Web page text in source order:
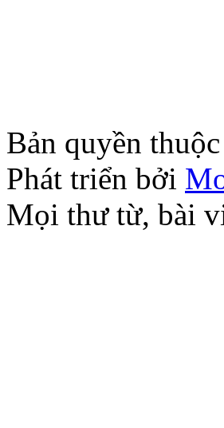
Bản quyền
Phát triển bởi
Mọi thư từ, bài